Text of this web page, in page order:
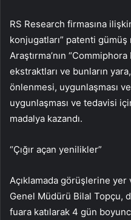
RS Research firmasına
konjugatları” patenti gümüş
Araştırma’nın
ekstraktları ve bunların
önlenmesi, uygunlaşması
uygunlaşması ve tedavisi
madalya kazandı.
“Çığır açan yenilikler”
Açıklamada görüşlerine
Genel Müdürü Bilal Topçu,
fuara katılarak 4 gün